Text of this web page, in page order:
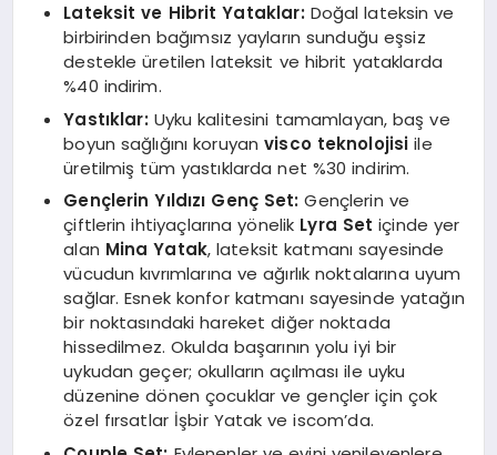
Lateksit ve Hibrit Yataklar: Doğal lateksin ve
birbirinden bağımsız yayların sunduğu eşsiz
destekle üretilen lateksit ve hibrit yataklarda
%40 indirim.
Yastıklar: Uyku kalitesini tamamlayan, baş ve
boyun sağlığını koruyanvisco teknolojisi ile
üretilmiş tüm yastıklarda net %30 indirim.
Gençlerin Yıldızı Genç Set:Gençlerin ve
çiftlerin ihtiyaçlarına yönelik Lyra Set içinde yer
alan Mina Yatak, lateksit katmanı sayesinde
vücudun kıvrımlarına ve ağırlık noktalarına uyum
sağlar. Esnek konfor katmanı sayesinde yatağın
bir noktasındaki hareket diğer noktada
hissedilmez. Okulda başarının yolu iyi bir
uykudan geçer; okulların açılması ile uyku
düzenine dönen çocuklar ve gençler için çok
özel fırsatlar İşbir Yatak ve iscom’da.